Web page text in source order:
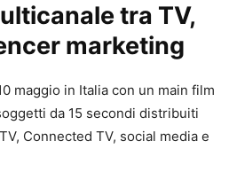
tra TV,
marketing
maggio in Italia con un main film
da 15 secondi distribuiti
Connected TV, social media e